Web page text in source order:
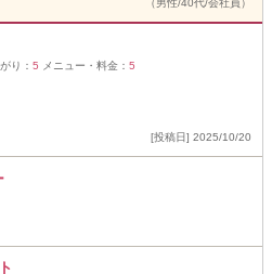
（男性/40代/会社員）
り： 5 メニュー・料金： 5
[投稿日] 2025/10/20